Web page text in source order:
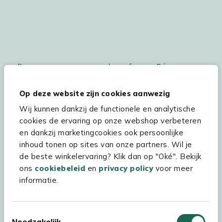
Op deze website zijn cookies aanwezig
Wij kunnen dankzij de functionele en analytische
cookies de ervaring op onze webshop verbeteren
en dankzij marketingcookies ook persoonlijke
inhoud tonen op sites van onze partners. Wil je
de beste winkelervaring? Klik dan op "Oké". Bekijk
ons cookiebeleid en privacy policyvoor meer
informatie.
De persoonsgegegevens worden conform onsPrivacy
Hulp & service
Assortiment
Kees Smit Tuinmeubelen
Experience Stores XXL